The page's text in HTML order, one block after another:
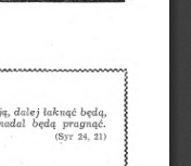
dalej łaknąć będą,
będą pragnąć.
(Syr 24, 21)